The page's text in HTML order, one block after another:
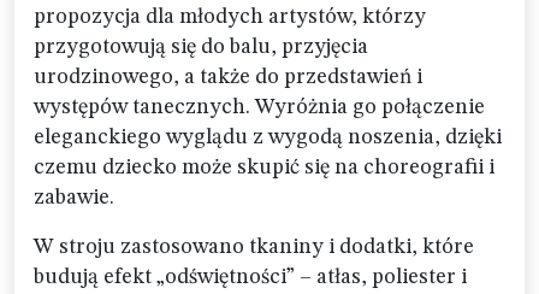
propozycja dla młodych artystów, którzy
przygotowują się do balu, przyjęcia
urodzinowego, a także do przedstawień i
występów tanecznych. Wyróżnia go połączenie
eleganckiego wyglądu z wygodą noszenia, dzięki
czemu dziecko może skupić się na choreografii i
zabawie.
W stroju zastosowano tkaniny i dodatki, które
budują efekt „odświętności” – atłas, poliester i